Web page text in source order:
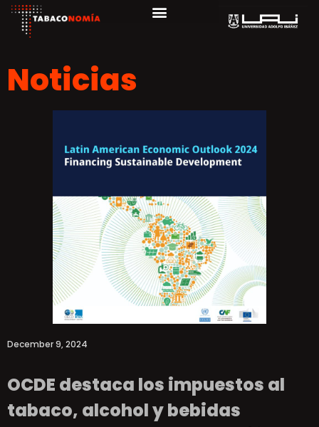
Noticias
December 9, 2024
OCDE destaca los impuestos al
tabaco, alcohol y bebidas